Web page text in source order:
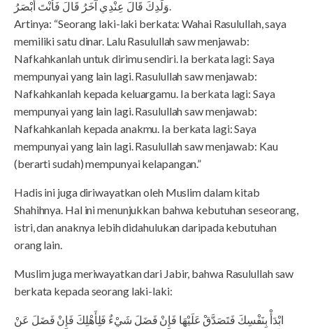
وَلَدِكَ قَالَ عِنْدِي آخَرُ قَالَ فَأَنْتَ أَبْصَرُ.
Artinya: “Seorang laki-laki berkata: Wahai Rasulullah, saya
memiliki satu dinar. Lalu Rasulullah saw menjawab:
Nafkahkanlah untuk dirimu sendiri. Ia berkata lagi: Saya
mempunyai yang lain lagi. Rasulullah saw menjawab:
Nafkahkanlah kepada keluargamu. Ia berkata lagi: Saya
mempunyai yang lain lagi. Rasulullah saw menjawab:
Nafkahkanlah kepada anakmu. Ia berkata lagi: Saya
mempunyai yang lain lagi. Rasulullah saw menjawab: Kau
(berarti sudah) mempunyai kelapangan.”
Hadis ini juga diriwayatkan oleh Muslim dalam kitab
Shahihnya. Hal ini menunjukkan bahwa kebutuhan seseorang,
istri, dan anaknya lebih didahulukan daripada kebutuhan
orang lain.
Muslim juga meriwayatkan dari Jabir, bahwa Rasulullah saw
berkata kepada seorang laki-laki:
ابْدَأْ بِنَفْسِكَ فَتَصَدَّقْ عَلَيْهَا فَإِنْ فَضَلَ شَيْءٌ فَلِأَهْلِكَ فَإِنْ فَضَلَ عَنْ